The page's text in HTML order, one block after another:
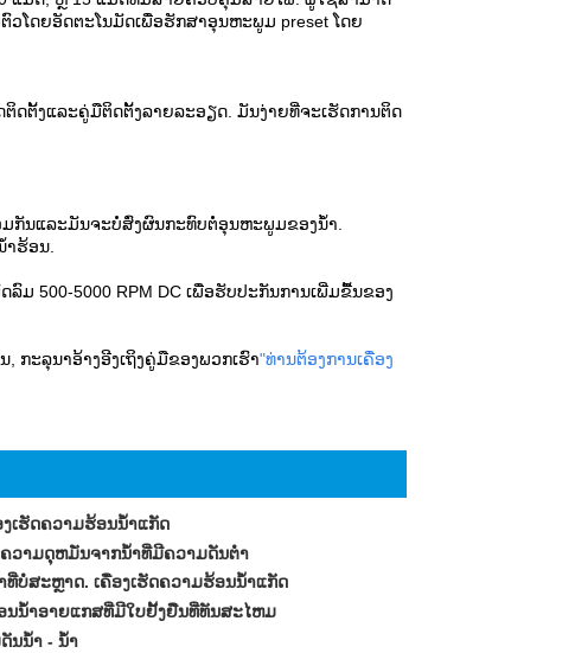
ໂດຍອັດຕະໂນມັດເພື່ອຮັກສາອຸນຫະພູມ preset ໂດຍ
ດຕັ້ງແລະຄູ່ມືຕິດຕັ້ງລາຍລະອຽດ. ມັນງ່າຍທີ່ຈະເຮັດການຕິດ
ກັນແລະມັນຈະບໍ່ສົ່ງຜົນກະທົບຕໍ່ອຸນຫະພູມຂອງນໍ້າ.
ຮ້ອນ.
ມ 500-5000 RPM DC ເພື່ອຮັບປະກັນການເພີ່ມຂື້ນຂອງ
ກະລຸນາອ້າງອີງເຖິງຄູ່ມືຂອງພວກເຮົາ"ທ່ານຕ້ອງການເຄື່ອງ
ງເຮັດຄວາມຮ້ອນນ້ໍາແກັດ
ຄວາມດຸຫມັ່ນຈາກນ້ໍາທີ່ມີຄວາມດັນຕ່ໍາ
ບໍ່ສະຫຼາດ. ເຄື່ອງເຮັດຄວາມຮ້ອນນ້ໍາແກັດ
ນນ້ໍາອາຍແກສທີ່ມີໃບຢັ້ງຢືນທີ່ທັນສະໄຫມ
ນນ້ໍາ - ນ້ໍາ